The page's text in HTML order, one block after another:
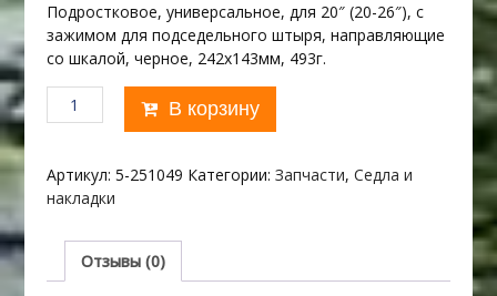
Подростковое, универсальное, для 20″ (20-26″), с
зажимом для подседельного штыря, направляющие
со шкалой, черное, 242х143мм, 493г.
Количество
товара
TWO
M-
WAVE,
подростковое,
универсальное,
для
В корзину
Артикул: 5-251049 Категории: Запчасти, Седла и
накладки
Отзывы (0)